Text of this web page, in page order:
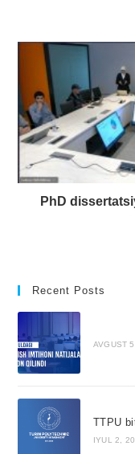
PhD
Recent Posts
AVGUST
TTPU
IYUL 2,